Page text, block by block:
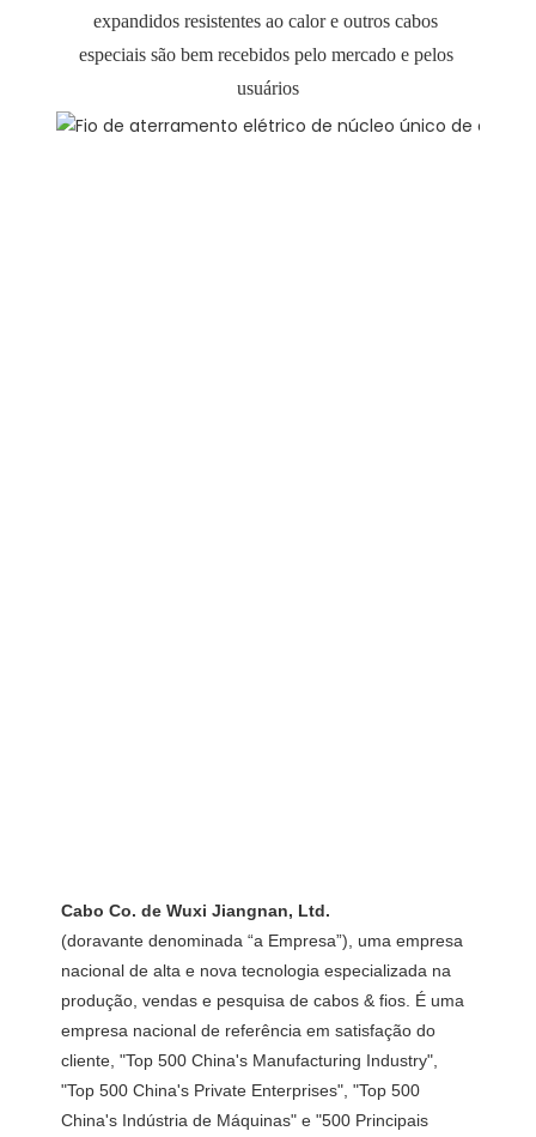
expandidos resistentes ao calor e outros cabos
especiais são bem recebidos pelo mercado e pelos
(doravante denominada “a Empresa”), uma empresa
nacional de alta e nova tecnologia especializada na
produção, vendas e pesquisa de cabos & fios. É uma
empresa nacional de referência em satisfação do
cliente, "Top 500 China's Manufacturing Industry",
"Top 500 China's Private Enterprises", "Top 500
China's Indústria de Máquinas" e "500 Principais